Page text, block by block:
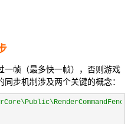
一帧（最多快一帧），否则游戏
步机制涉及两个关键的概念：